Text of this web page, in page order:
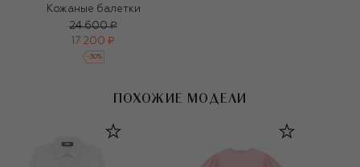
Кожаные балетки
24 600 ₽
17 200 ₽
-30%
ПОХОЖИЕ МОДЕЛИ